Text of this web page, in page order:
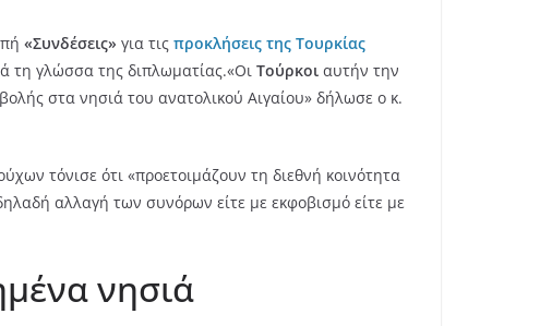
«Συνδέσεις» για τις προκλήσεις της Τουρκίας
τη γλώσσα της διπλωματίας.«Οι Τούρκοι αυτήν την
στα νησιά του ανατολικού Αιγαίου» δήλωσε ο κ.
τόνισε ότι «προετοιμάζουν τη διεθνή κοινότητα
αλλαγή των συνόρων είτε με εκφοβισμό είτε με
νησιά